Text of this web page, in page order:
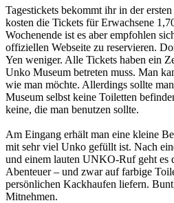
Tagestickets bekommt ihr in der
kosten die Tickets für Erwachsene
Wochenende ist es aber empfohlen
offiziellen Webseite zu reservieren.
Yen weniger. Alle Tickets haben ein
Unko Museum betreten muss. Man
wie man möchte. Allerdings sollte
Museum selbst keine Toiletten
keine, die man benutzen sollte.
Am Eingang erhält man eine kleine
mit sehr viel Unko gefüllt ist. Nach
und einem lauten UNKO-Ruf geht es
Abenteuer – und zwar auf farbige
persönlichen Kackhaufen liefern.
Mitnehmen.